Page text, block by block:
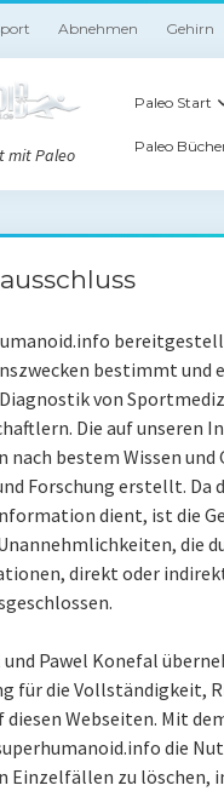
Abnehmen Gehirn
mit Paleo
Paleo Start
Paleo
bestimmt und
von
Die auf unseren
nach bestem Wissen und
Forschung erstellt.
dient, ist die
die
direkt oder
Pawel Konefal
für die Vollständigkeit,
diesen Webseiten. Mit
die
Einzelfällen zu löschen,